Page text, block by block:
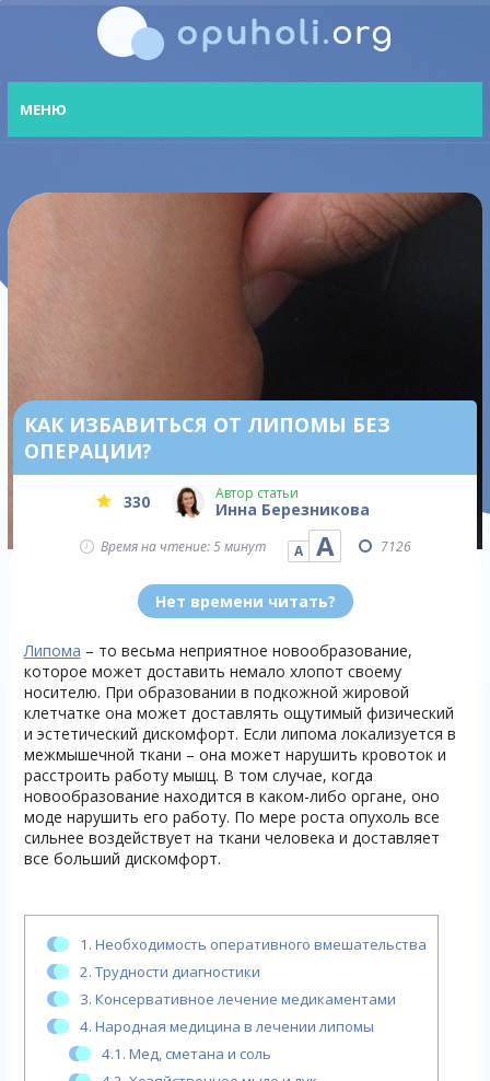
МЕНЮ
КАК ИЗБАВИТЬСЯ ОТ ЛИПОМЫ БЕЗ
ОПЕРАЦИИ?
330 Автор статьи
Инна Березникова
Время на чтение: 5 минут А А 7126
Нет времени читать?
Липома – то весьма неприятное новообразование,
которое может доставить немало хлопот своему
носителю. При образовании в подкожной жировой
клетчатке она может доставлять ощутимый физический
и эстетический дискомфорт. Если липома локализуется в
межмышечной ткани – она может нарушить кровоток и
расстроить работу мышц. В том случае, когда
новообразование находится в каком-либо органе, оно
моде нарушить его работу. По мере роста опухоль все
сильнее воздействует на ткани человека и доставляет
все больший дискомфорт.
1. Необходимость оперативного вмешательства
2. Трудности диагностики
3. Консервативное лечение медикаментами
4. Народная медицина в лечении липомы
4.1. Мед, сметана и соль